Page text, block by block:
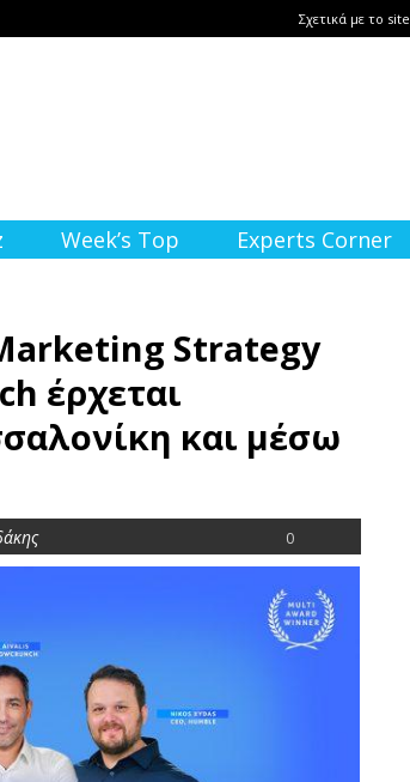
Σχετικά με το site
Week’s Top Experts Corner
Strategy
έρχεται
και μέσω
0